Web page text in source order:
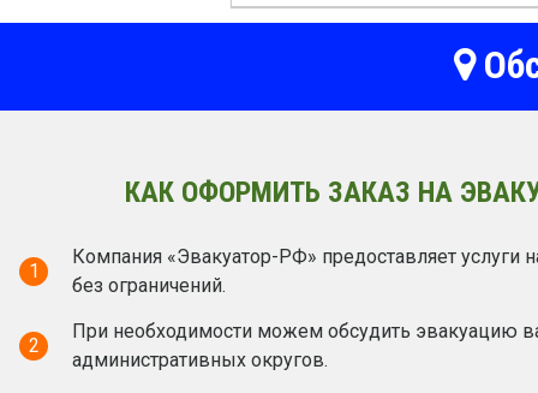
КАК ОФОРМИТЬ ЗАКАЗ НА
1
Компания «Эвакуатор-РФ» предоставляет услуги
без ограничений.
2
При необходимости можем обсудить эвакуацию
административных округов.